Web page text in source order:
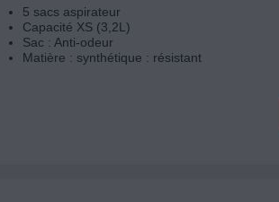
5 sacs aspirateur
Capacité XS (3,2L)
Sac : Anti-odeur
Matière : synthétique : résistant